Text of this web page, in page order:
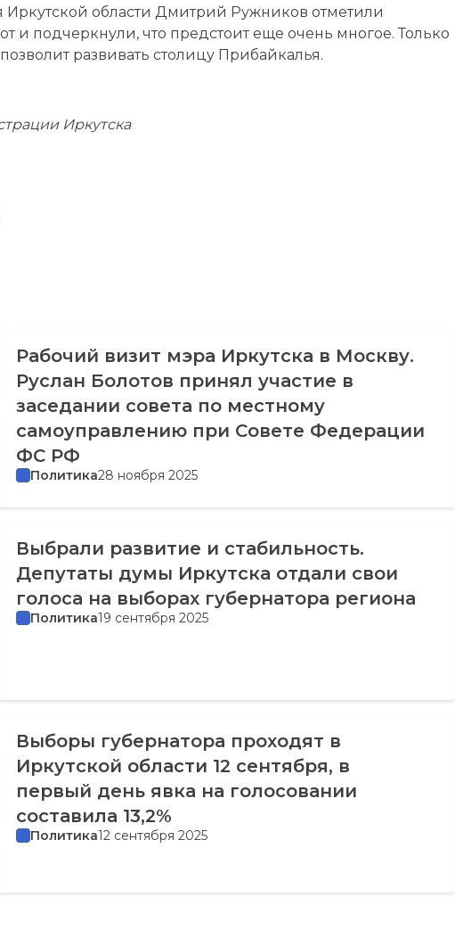
Иркутской области Дмитрий Ружников отметили
и подчеркнули, что предстоит еще очень многое. Только
развивать столицу Прибайкалья.
Иркутска
Рабочий визит мэра Иркутска в Москву.
Руслан Болотов принял участие в
заседании совета по местному
самоуправлению при Совете Федерации
ФС РФ
Политика28 ноября 2025
Выбрали развитие и стабильность.
Депутаты думы Иркутска отдали свои
голоса на выборах губернатора региона
Политика19 сентября 2025
Выборы губернатора проходят в
Иркутской области 12 сентября, в
первый день явка на голосовании
составила 13,2%
Политика12 сентября 2025